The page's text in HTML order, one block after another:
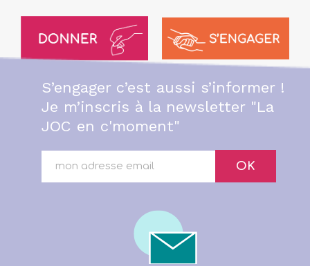
S’engager c’est aussi s’informer !
Je m’inscris à la newsletter "La
JOC en c'moment"
OK